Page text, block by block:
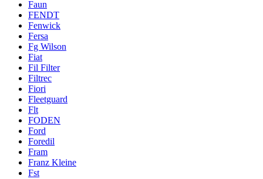
Faun
FENDT
Fenwick
Fersa
Fg Wilson
Fiat
Fil Filter
Filtrec
Fiori
Fleetguard
Flt
FODEN
Ford
Foredil
Fram
Franz Kleine
Fst